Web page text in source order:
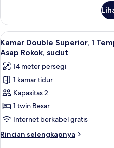
Besar,
Bebas
Asap
Rokok,
sudut
Kamar
Single
Superior,
1
Tempat
Tidur
Twin
Besar,
Bebas
Asap
sudut
Lihat
semua
foto
untuk
Kamar
Double
Superior,
1
Tempat
Tidur
8
Kamar Double Superior, 1
Asap Rokok, sudut
14 meter persegi
1 kamar tidur
Kapasitas 2
1 twin Besar
Internet berkabel gratis
Rincian selengkapnya
Rincian